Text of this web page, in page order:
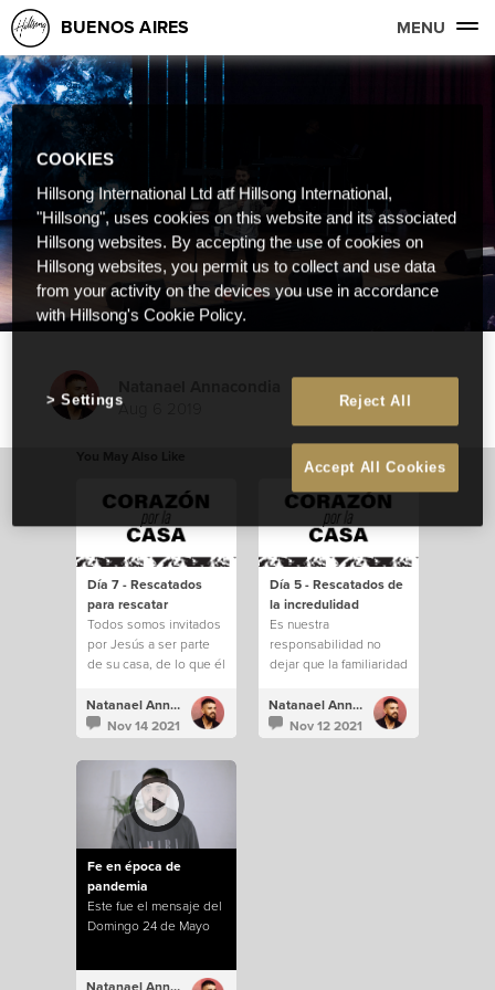
BUENOS AIRES MENU
Aug 6 2019
Día 7 - Rescatados
para rescatar
Todos somos invitados
por Jesús a ser parte
de su casa, de lo que él
Natanael Annacondia
Nov 14 2021
Día 5 - Rescatados de
la incredulidad
Es nuestra
responsabilidad no
dejar que la familiaridad
saquen de todo lo que
Dios tiene para
nosotros.
Natanael Annacondia
Nov 12 2021
Fe en época de
pandemia
Este fue el mensaje del
Domingo 24 de Mayo
COOKIES
Hillsong International Ltd atf Hillsong International,
"Hillsong", uses cookies on this website and its associated
Hillsong websites. By accepting the use of cookies on
Hillsong websites, you permit us to collect and use data
from your activity on the devices you use in accordance
with Hillsong's Cookie Policy.
Reject All
Accept All Cookies
Settings